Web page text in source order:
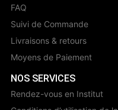
FAQ
Suivi de Commande
Livraisons & retours
Moyens de Paiement
NOS SERVICES
Rendez-vous en Institut